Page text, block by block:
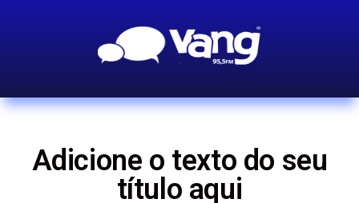
Adicione o texto do seu
título aqui